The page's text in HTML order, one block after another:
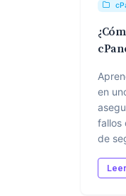
en
fallos
de